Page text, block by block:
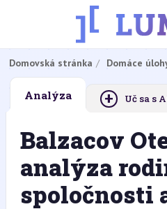
Domovská stránka Domáce
Analýza + Uč sa s
Balzacov
analýza
spoločnosti